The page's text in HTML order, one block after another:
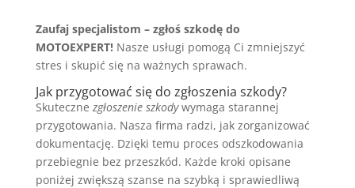
Zaufaj specjalistom – zgłoś szkodę do
MOTOEXPERT!Nasze usługi pomogą Ci zmniejszyć
stres i skupić się na ważnych sprawach.
Jak przygotować się do zgłoszenia szkody?
Skuteczne zgłoszenie szkodywymaga starannej
przygotowania. Nasza firma radzi, jak zorganizować
dokumentację. Dzięki temu proces odszkodowania
przebiegnie bez przeszkód. Każde kroki opisane
poniżej zwiększą szanse na szybką i sprawiedliwą